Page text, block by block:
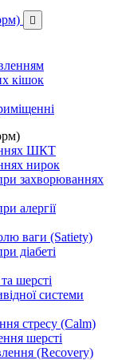

кішок
ШКТ
нирок
захворюваннях
алергії
ваги (Satiety)
діабеті
шерсті
системи
стресу (Calm)
шерсті
(Recovery)